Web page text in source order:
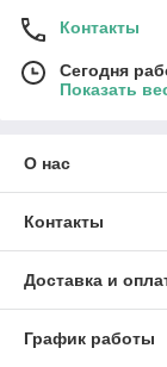
Контакты
Сегодня
Показать
О нас
Контакты
Доставка и
График работы